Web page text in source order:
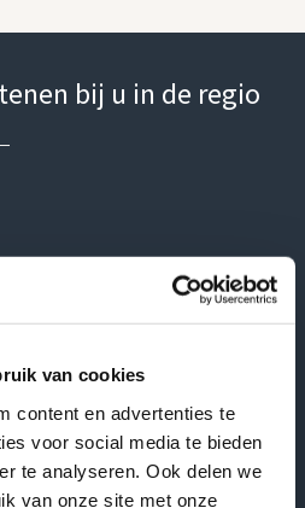
van cookies
content en advertenties te
voor social media te bieden
te analyseren. Ook delen we
van onze site met onze
bij u in de regio